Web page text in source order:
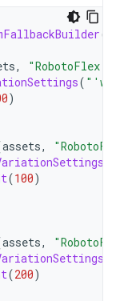
(
,
(
)
assets,
(100)
assets,
(200)